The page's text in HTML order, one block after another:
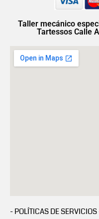
Taller mecánico
Tartessos Calle
- POLÍTICAS DE